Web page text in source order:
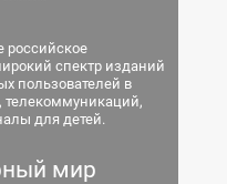
российское
спектр изданий
пользователей в
телекоммуникаций,
для детей.
мир